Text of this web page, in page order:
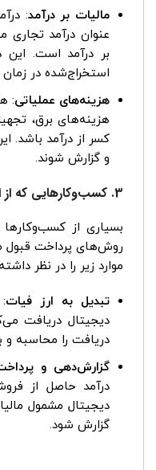
مالیات بر درآمد:
عنوان درآمد
بر درآمد است. این
استخراج‌شده در
هزینه‌های عملیاتی:
هزینه‌های برق،
کسر از درآمد باشد.
و گزارش شوند.
3. کسب‌وکارهایی که از ارز دیجیتال استفاده می‌کنند
بسیاری از کسب‌وکارها
روش‌های پرداخت قبول
موارد زیر را در نظر
تبدیل به ارز فیات
دیجیتال دریافت
دریافت را محاسبه و
گزارش‌دهی و
درآمد حاصل از
دیجیتال مشمول
گزارش شود.